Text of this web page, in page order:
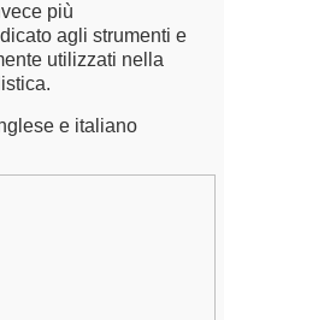
più
agli strumenti e
utilizzati nella
e italiano